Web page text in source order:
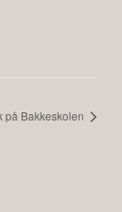
på Bakkeskolen